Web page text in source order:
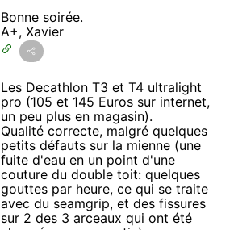
Bonne soirée.
A+, Xavier
Les Decathlon T3 et T4 ultralight
pro (105 et 145 Euros sur internet,
un peu plus en magasin).
Qualité correcte, malgré quelques
petits défauts sur la mienne (une
fuite d'eau en un point d'une
couture du double toit: quelques
gouttes par heure, ce qui se traite
avec du seamgrip, et des fissures
sur 2 des 3 arceaux qui ont été